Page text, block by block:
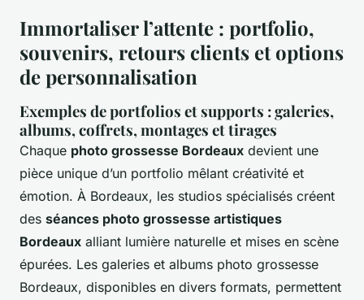
Immortaliser l’attente : portfolio,
souvenirs, retours clients et options
de personnalisation
Exemples de portfolios et supports : galeries,
albums, coffrets, montages et tirages
Chaque photo grossesse Bordeaux devient une
pièce unique d’un portfolio mêlant créativité et
émotion. À Bordeaux, les studios spécialisés créent
des séances photo grossesse artistiques
Bordeaux alliant lumière naturelle et mises en scène
épurées. Les galeries et albums photo grossesse
Bordeaux, disponibles en divers formats, permettent